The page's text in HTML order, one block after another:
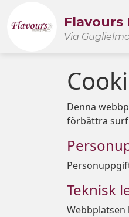
Flavours
Via
Denna
förbättra
Teknisk
Webbplatsen